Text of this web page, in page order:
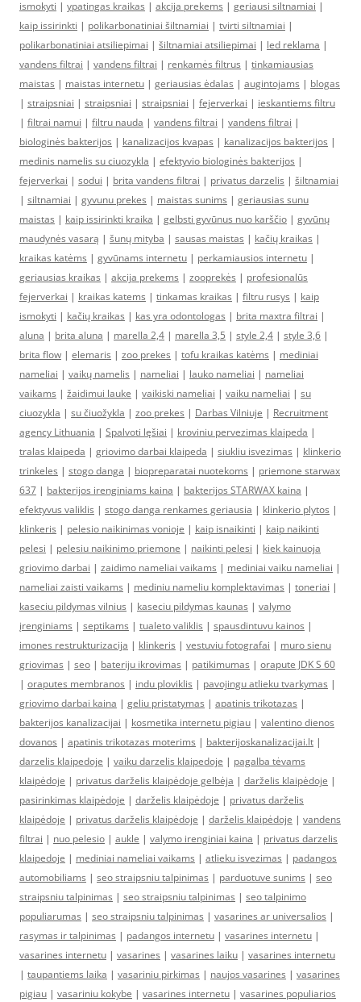
ismokyti | ypatingas kraikas | akcija prekems | geriausi siltnamiai |
kaip issirinkti | polikarbonatiniai šiltnamiai | tvirti siltnamiai |
polikarbonatiniai atsiliepimai | šiltnamiai atsiliepimai | led reklama |
vandens filtrai | vandens filtrai | renkamės filtrus | tinkamiausias
maistas | maistas internetu | geriausias ėdalas | augintojams | blogas
| straipsniai | straipsniai | straipsniai | fejerverkai | ieskantiems filtru
| filtrai namui | filtru nauda | vandens filtrai | vandens filtrai |
biologinės bakterijos | kanalizacijos kvapas | kanalizacijos bakterijos |
medinis namelis su ciuozykla | efektyvio biologinės bakterijos |
fejerverkai | sodui | brita vandens filtrai | privatus darzelis | šiltnamiai
| siltnamiai | gyvunu prekes | maistas sunims | geriausias sunu
maistas | kaip issirinkti kraika | gelbsti gyvūnus nuo karščio | gyvūnų
maudynės vasarą | šunų mityba | sausas maistas | kačių kraikas |
kraikas katėms | gyvūnams internetu | perkamiausios internetu |
geriausias kraikas | akcija prekems | zooprekės | profesionalūs
fejerverkai | kraikas katems | tinkamas kraikas | filtru rusys | kaip
ismokyti | kačių kraikas | kas yra odontologas | brita maxtra filtrai |
aluna | brita aluna | marella 2,4 | marella 3,5 | style 2,4 | style 3,6 |
brita flow | elemaris | zoo prekes | tofu kraikas katėms | mediniai
nameliai | vaikų namelis | nameliai | lauko nameliai | nameliai
vaikams | žaidimui lauke | vaikiski nameliai | vaiku nameliai | su
ciuozykla | su čiuožykla | zoo prekes | Darbas Vilniuje | Recruitment
agency Lithuania | Spalvoti lęšiai | kroviniu pervezimas klaipeda |
tralas klaipeda | griovimo darbai klaipeda | siukliu isvezimas | klinkerio
trinkeles | stogo danga | biopreparatai nuotekoms | priemone starwax
637 | bakterijos irenginiams kaina | bakterijos STARWAX kaina |
efektyvus valiklis | stogo danga renkames geriausia | klinkerio plytos |
klinkeris | pelesio naikinimas vonioje | kaip isnaikinti | kaip naikinti
pelesi | pelesiu naikinimo priemone | naikinti pelesi | kiek kainuoja
griovimo darbai | zaidimo nameliai vaikams | mediniai vaiku nameliai |
nameliai zaisti vaikams | mediniu nameliu komplektavimas | toneriai |
kaseciu pildymas vilnius | kaseciu pildymas kaunas | valymo
įrenginiams | septikams | tualeto valiklis | spausdintuvu kainos |
imones restrukturizacija | klinkeris | vestuviu fotografai | muro sienu
griovimas | seo | bateriju ikrovimas | patikimumas | orapute JDK S 60
| oraputes membranos | indu ploviklis | pavojingu atlieku tvarkymas |
griovimo darbai kaina | geliu pristatymas | apatinis trikotazas |
bakterijos kanalizacijai | kosmetika internetu pigiau | valentino dienos
dovanos | apatinis trikotazas moterims | bakterijoskanalizacijai.lt |
darzelis klaipedoje | vaiku darzelis klaipedoje | pagalba tėvams
klaipėdoje | privatus darželis klaipėdoje gelbėja | darželis klaipėdoje |
pasirinkimas klaipėdoje | darželis klaipėdoje | privatus darželis
klaipėdoje | privatus darželis klaipėdoje | darželis klaipėdoje | vandens
filtrai | nuo pelesio | aukle | valymo irenginiai kaina | privatus darzelis
klaipedoje | mediniai nameliai vaikams | atlieku isvezimas | padangos
automobiliams | seo straipsniu talpinimas | parduotuve sunims | seo
straipsniu talpinimas | seo straipsniu talpinimas | seo talpinimo
populiarumas | seo straipsniu talpinimas | vasarines ar universalios |
rasymas ir talpinimas | padangos internetu | vasarines internetu |
vasarines internetu | vasarines | vasarines laiku | vasarines internetu
| taupantiems laika | vasariniu pirkimas | naujos vasarines | vasarines
pigiau | vasariniu kokybe | vasarines internetu | vasarines populiarios